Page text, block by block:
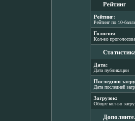
Рейтинг
Рейтинг:
Рейтинг по 10-
Голосов:
Кол-во
Дата:
Дата публикации
Последняя
Дата последней
Загрузок:
Общее кол-во